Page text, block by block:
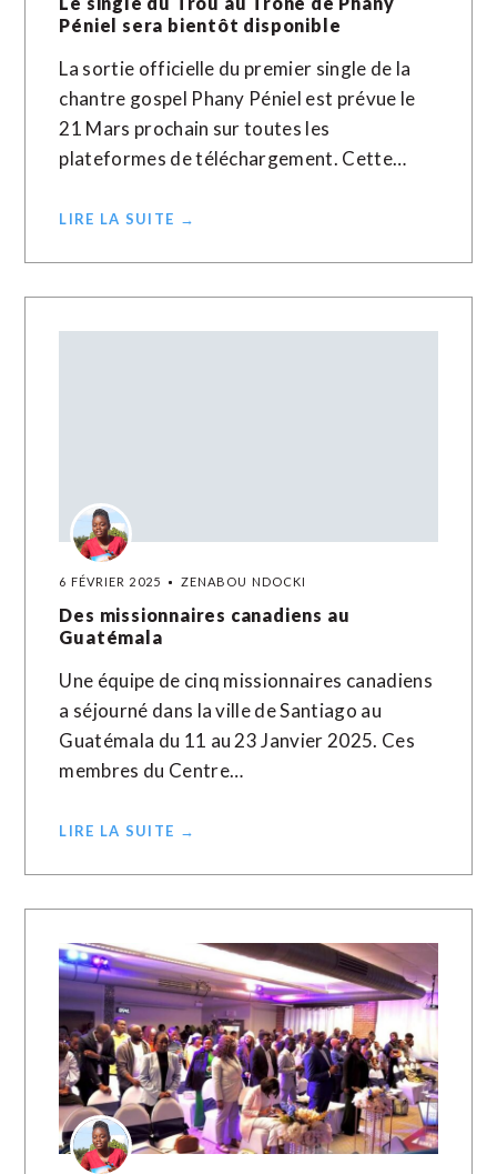
Péniel sera bientôt disponible
La sortie officielle du premier single de la
chantre gospel Phany Péniel est prévue le
21 Mars prochain sur toutes les
plateformes de téléchargement. Cette…
LIRE LA SUITE →
6 FÉVRIER 2025 ZENABOU NDOCKI
Des missionnaires canadiens au
Guatémala
Une équipe de cinq missionnaires canadiens
a séjourné dans la ville de Santiago au
Guatémala du 11 au 23 Janvier 2025. Ces
membres du Centre…
LIRE LA SUITE →